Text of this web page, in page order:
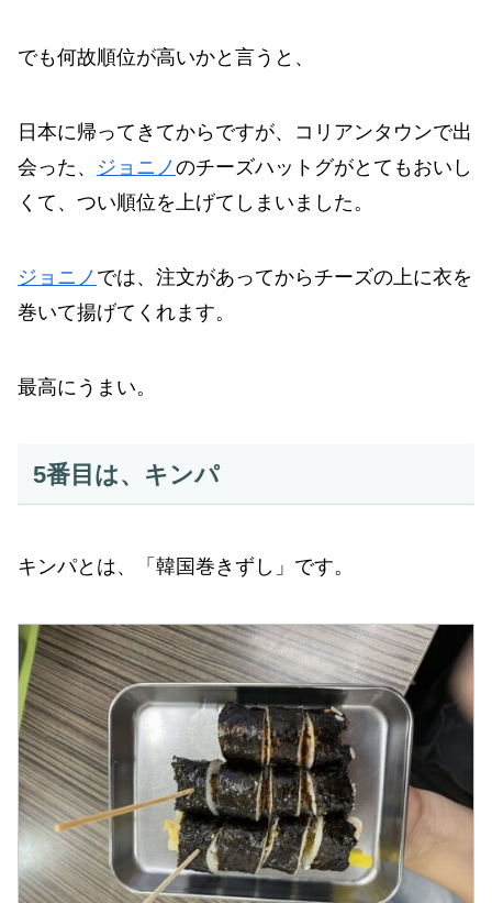
でも何故順位が高いかと言うと、
日本に帰ってきてからですが、コリアンタウンで出
会った、 ジョニノのチーズハットグがとてもおいし
くて、つい順位を上げてしまいました。
ジョニノ では、注文があってからチーズの上に衣を
巻いて揚げてくれます。
最高にうまい。
5番目は、キンパ
キンパとは、「韓国巻きずし」です。